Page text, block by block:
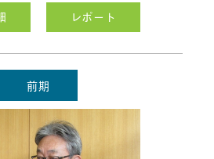
ー座談会」のレポート
。
講座」のレポート
レポート
前期